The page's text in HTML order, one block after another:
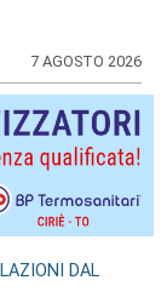
7 AGOSTO 2026
DAL